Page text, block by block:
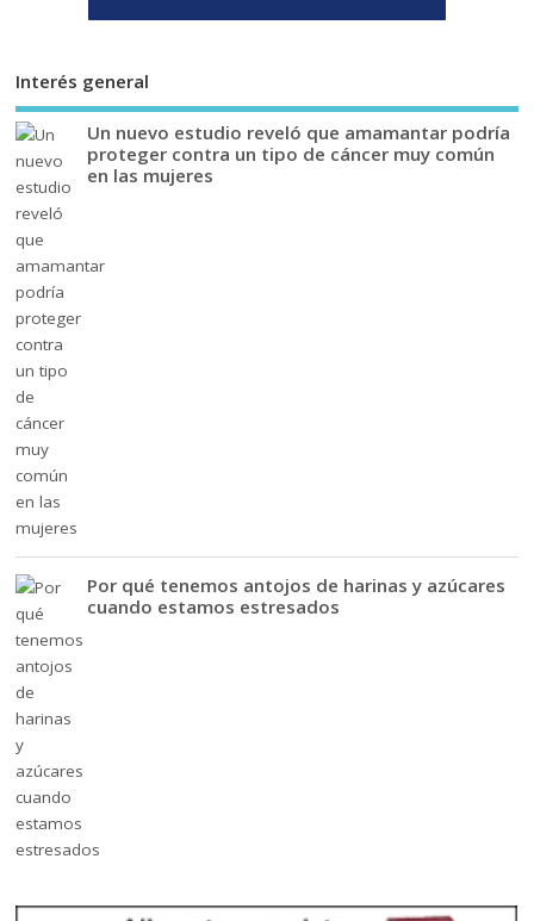
Interés general
Un nuevo estudio reveló que amamantar podría
proteger contra un tipo de cáncer muy común
en las mujeres
Por qué tenemos antojos de harinas y azúcares
cuando estamos estresados